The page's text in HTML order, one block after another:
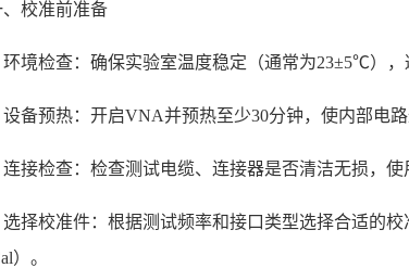
、校准前准备
环境检查：确保实验室温度稳定（通常为23±5℃），
设备预热：开启VNA并预热至少30分钟，使内部电路
连接检查：检查测试电缆、连接器是否清洁无损，使
选择校准件：根据测试频率和接口类型选择合适的
）。